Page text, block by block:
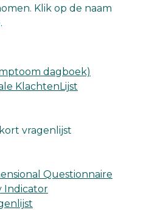
Klik op de naam
dagboek)
KlachtenLijst
vragenlijst
Questionnaire
Indicator